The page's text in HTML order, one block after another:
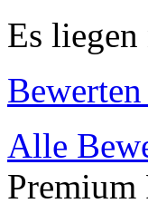
Es
Alle
Premium